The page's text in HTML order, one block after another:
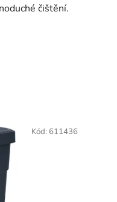
čištění.
Kód: 611436